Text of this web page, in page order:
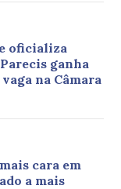
oficializa
ganha
na Câmara
cara em
a mais